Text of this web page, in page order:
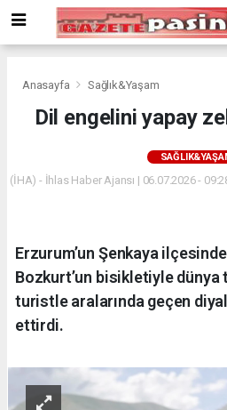
Bonusu
Veren
deneme
bonus
Bonus
Veren
Anasayfa Sağlık&Yaşam
Dil engelini yapay
(İHA) - İhlas Haber Ajansı | 06.07.2026 -
Erzurum’un Şenkaya
Bozkurt’un bisikletiyle dünya
turistle aralarında geçen
ettirdi.